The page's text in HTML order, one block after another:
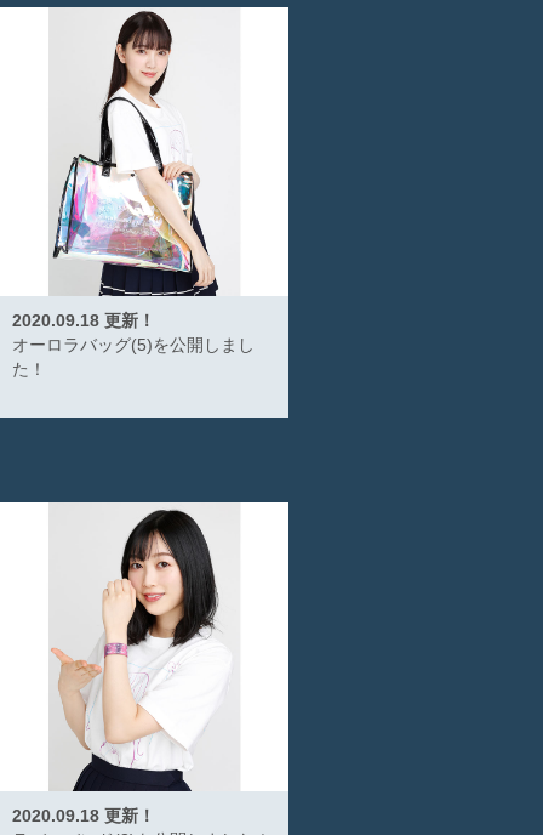
2020.09.18 更新！
オーロラバッグ(5)を公開しまし
た！
2020.09.18 更新！